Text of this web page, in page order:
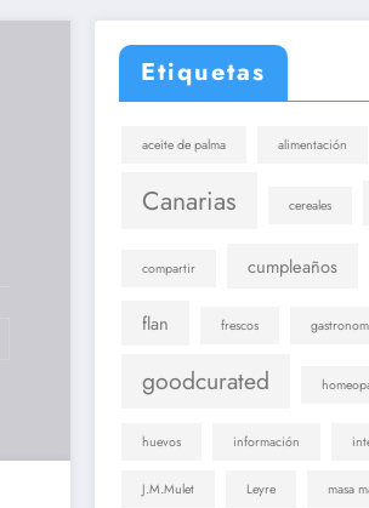
Etiquetas
aceite de palma alimentación
Canarias cereales
compartir cumpleaños
flan frescos
goodcurated
huevos información
J.M.Mulet Leyre masa